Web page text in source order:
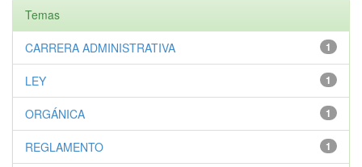
Temas
1
CARRERA ADMINISTRATIVA
1
LEY
1
ORGÁNICA
1
REGLAMENTO